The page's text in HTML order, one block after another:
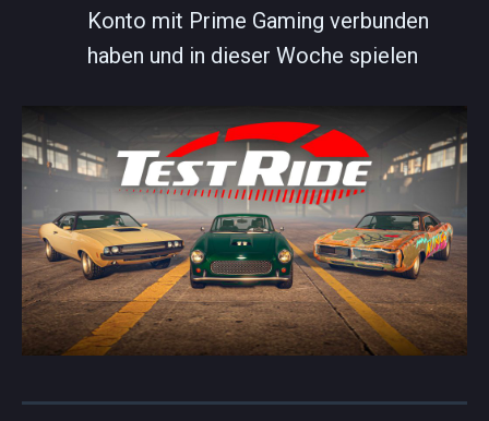
Konto mit Prime Gaming verbunden
haben und in dieser Woche spielen